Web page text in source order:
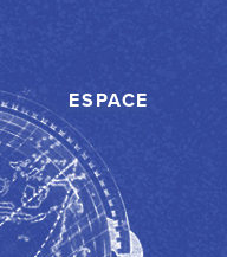
ESPACE